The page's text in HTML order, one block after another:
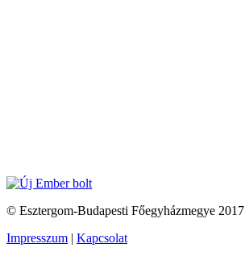
© Esztergom-Budapesti Főegyházmegye 2017
Impresszum | Kapcsolat